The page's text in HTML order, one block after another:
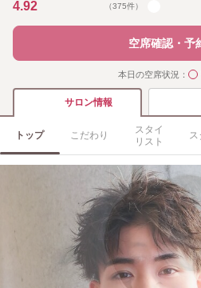
4.92 （375件）
空席確認・予
本日の空席状況：
サロン情報
トップ こだわり
スタイ
リスト
ス